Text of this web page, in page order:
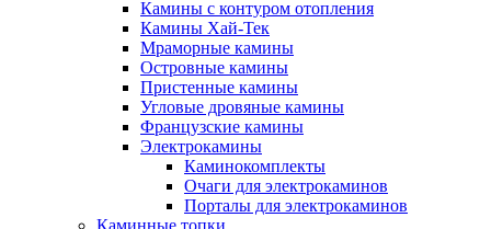
Камины с контуром отопления
Камины Хай-Тек
Мраморные камины
Островные камины
Пристенные камины
Угловые дровяные камины
Французские камины
Электрокамины
Каминокомплекты
Очаги для электрокаминов
Порталы для электрокаминов
Каминные топки